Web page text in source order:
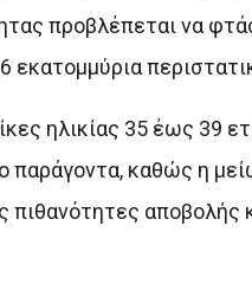
προβλέπεται να
εκατομμύρια
ηλικίας 35 έως 39
παράγοντα, καθώς η
πιθανότητες